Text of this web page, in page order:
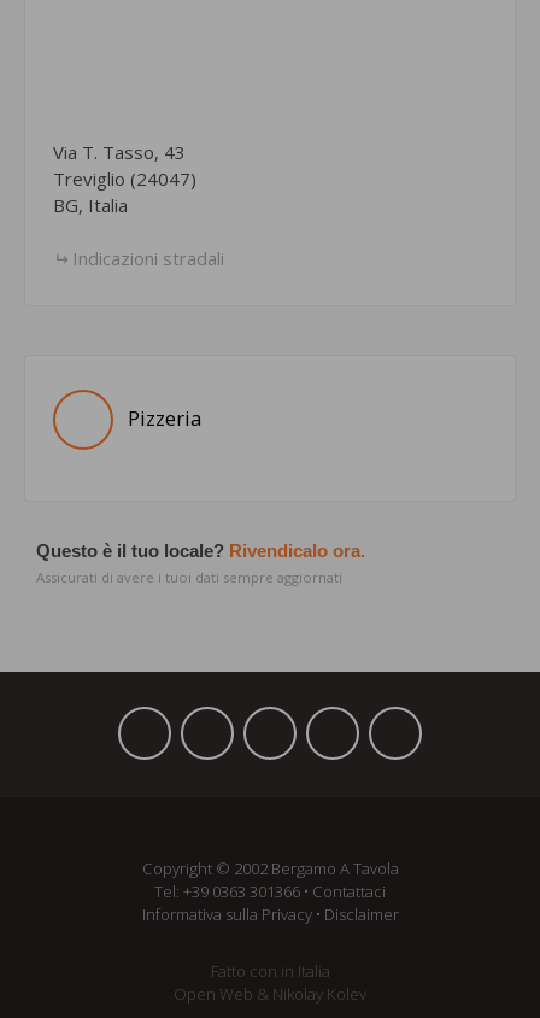
Via T. Tasso, 43
Treviglio (24047)
BG, Italia
Indicazioni stradali
Pizzeria
Questo è il tuo locale? Rivendicalo ora.
Assicurati di avere i tuoi dati sempre aggiornati
Copyright © 2002 Bergamo A Tavola
Tel: +39 ­0363 301366 • Contattaci
Informativa sulla Privacy• Disclaimer
Fatto con in Italia
Open Web & Nikolay Kolev